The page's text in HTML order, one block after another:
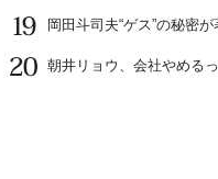
19
岡田斗司夫“ゲス”の秘密が
20
朝井リョウ、会社やめるっ